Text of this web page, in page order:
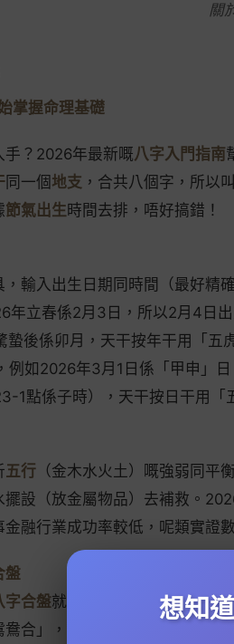
關
掌握命理基礎
手？2026年最新嘅八字入門指南
同一個 地支 ，合共八個字，所以
節氣出生時間去排，唔好搞錯！
，輸入出生日期同時間（最好精
年立春係2月3日，所以2月4日
蟄後係卯月，天干按年干用「五
例如2026年3月1日係「甲申」日
1點係子時），天干按日干用「
五行 （金木水火土）嘅強弱同平
設（放金屬物品）去補救。
融行業成功率較低，呢類實證
盤
字合盤就係比較兩個人嘅五行同
合」，婚姻緣分較深。相反
想知